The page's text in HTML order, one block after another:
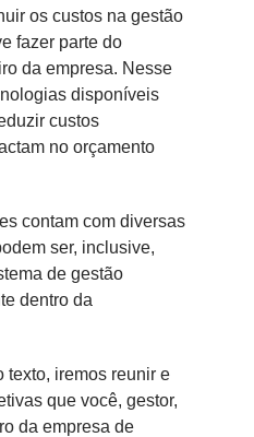
os custos na gestão
fazer parte do
da empresa. Nesse
disponíveis
custos
no orçamento
contam com diversas
ser, inclusive,
de gestão
dentro da
texto, iremos reunir e
que você, gestor,
da empresa de